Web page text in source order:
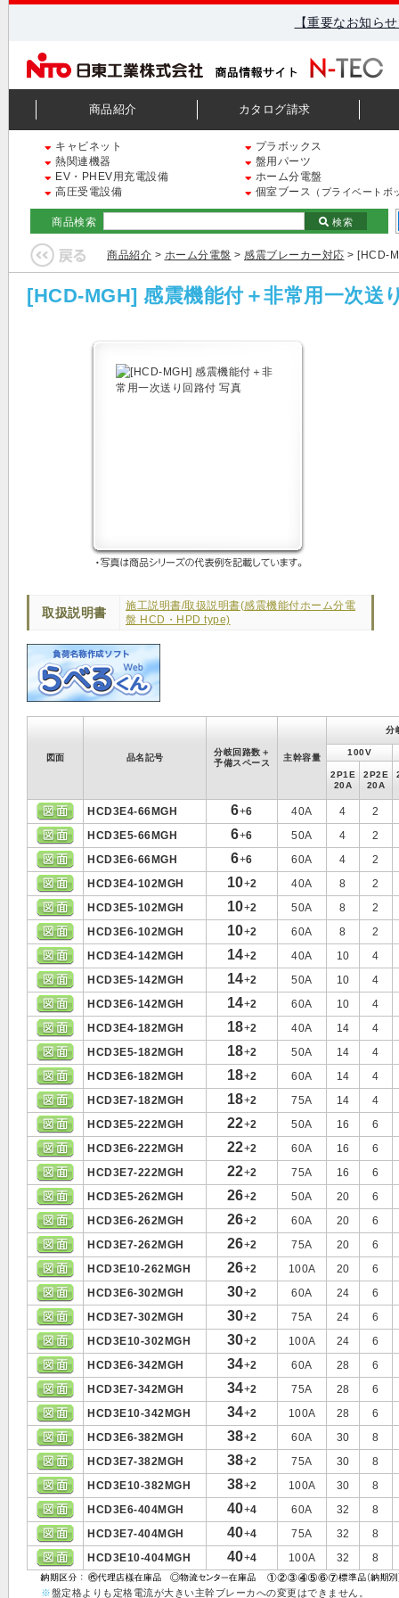
【重要なお知ら
商品紹介 カタログ請求
キャビネット
プラボックス
熱関連機器
盤用パーツ
EV・PHEV用充電設備
ホーム分電盤
高圧受電設備
個室ブース （プライベートボ
商品検索 検索
商品紹介 > ホーム分電盤 > 感震ブレーカー対応 > [HCD-
[HCD-MGH] 感震機能付＋非常用一次送
取扱説明書
施工説明書/取扱説明書(感震機能付ホーム分電
盤 HCD・HPD type)
図面 品名記号
分岐回路数＋
予備スペース
主幹容量
分
100V
2P1E
20A
2P2E
20A
HCD3E4-66MGH 6+6 40A 4
2
HCD3E5-66MGH
6+6 50A 4
2
HCD3E6-66MGH
6+6 60A 4
2
HCD3E4-102MGH
10+2 40A 8
2
HCD3E5-102MGH
10+2 50A 8
2
HCD3E6-102MGH
10+2 60A 8
2
HCD3E4-142MGH
14+2 40A 10
4
HCD3E5-142MGH
14+2 50A 10
4
HCD3E6-142MGH
14+2 60A 10
4
HCD3E4-182MGH
18+2 40A 14
4
HCD3E5-182MGH
18+2 50A 14
4
HCD3E6-182MGH
18+2 60A 14
4
HCD3E7-182MGH
18+2 75A 14
4
HCD3E5-222MGH
22+2 50A 16
6
HCD3E6-222MGH
22+2 60A 16
6
HCD3E7-222MGH
22+2 75A 16
6
HCD3E5-262MGH
26+2 50A 20
6
HCD3E6-262MGH
26+2 60A 20
6
HCD3E7-262MGH
26+2 75A 20
6
HCD3E10-262MGH
26+2 100A 20
6
HCD3E6-302MGH
30+2 60A 24
6
HCD3E7-302MGH
30+2 75A 24
6
HCD3E10-302MGH
30+2 100A 24
6
HCD3E6-342MGH
34+2 60A 28
6
HCD3E7-342MGH
34+2 75A 28
6
HCD3E10-342MGH
34+2 100A 28
6
HCD3E6-382MGH
38+2 60A 30
8
HCD3E7-382MGH
38+2 75A 30
8
HCD3E10-382MGH
38+2 100A 30
8
HCD3E6-404MGH
40+4 60A 32
8
HCD3E7-404MGH
40+4 75A 32
8
HCD3E10-404MGH
40+4 100A 32 8
※盤定格よりも定格電流が大きい主幹ブレーカへの変更はできません。